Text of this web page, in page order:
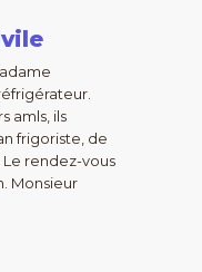
amls, ils
frigoriste, de
rendez-vous
Monsieur